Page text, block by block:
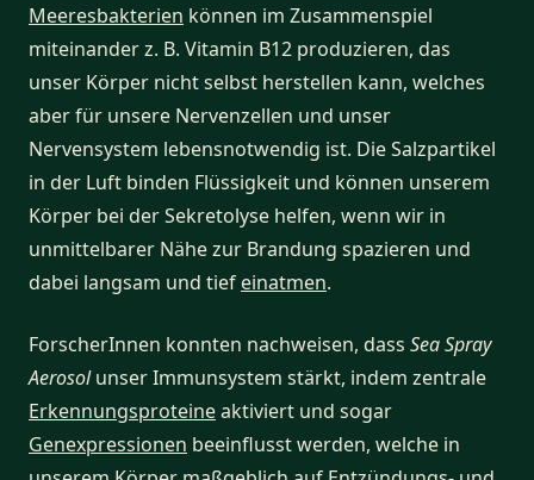
Meeresbakterien können im Zusammenspiel
miteinander z. B. Vitamin B12 produzieren, das
unser Körper nicht selbst herstellen kann, welches
aber für unsere Nervenzellen und unser
Nervensystem lebensnotwendig ist. Die Salzpartikel
in der Luft binden Flüssigkeit und können unserem
Körper bei der Sekretolyse helfen, wenn wir in
unmittelbarer Nähe zur Brandung spazieren und
dabei langsam und tiefeinatmen.
ForscherInnen konnten nachweisen, dass Sea Spray
Aerosolunser Immunsystem stärkt, indem zentrale
Erkennungsproteineaktiviert und sogar
Genexpressionen beeinflusst werden, welche in